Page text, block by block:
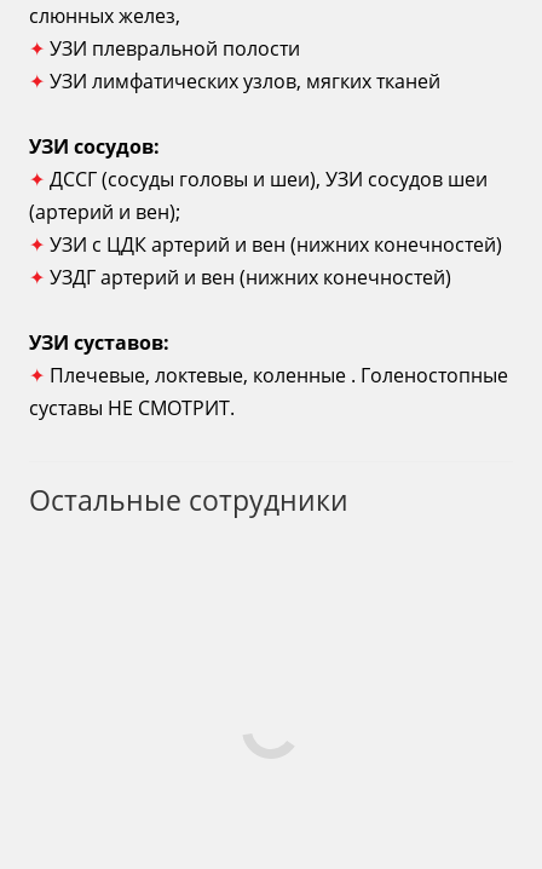
слюнных желез,
✦ УЗИ плевральной полости
✦ УЗИ лимфатических узлов, мягких тканей
УЗИ сосудов:
✦ ДССГ (сосуды головы и шеи), УЗИ сосудов шеи
(артерий и вен);
✦ УЗИ с ЦДК артерий и вен (нижних конечностей)
✦ УЗДГ артерий и вен (нижних конечностей)
УЗИ суставов:
✦ Плечевые, локтевые, коленные . Голеностопные
суставы НЕ СМОТРИТ.
Остальные сотрудники